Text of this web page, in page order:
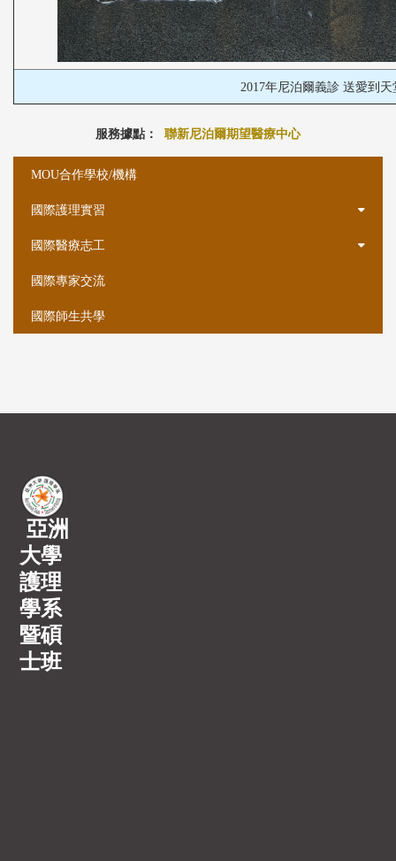
2017年尼泊爾義診 送愛到天
服務據點： 聯新尼泊爾期望醫療中心
MOU合作學校/機構
國際護理實習
國際醫療志工
國際專家交流
國際師生共學
亞洲
大學
護理
學系
暨碩
士班